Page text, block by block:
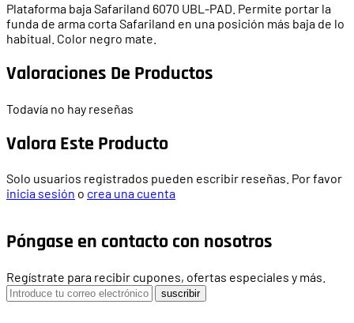
Plataforma baja Safariland 6070 UBL-PAD. Permite portar la
funda de arma corta Safariland en una posición más baja de lo
habitual. Color negro mate.
Valoraciones De Productos
Todavía no hay reseñas
Valora Este Producto
Solo usuarios registrados pueden escribir reseñas. Por favor
inicia sesión o crea una cuenta
Póngase en contacto con nosotros
Regístrate para recibir cupones, ofertas especiales y más.
suscribir